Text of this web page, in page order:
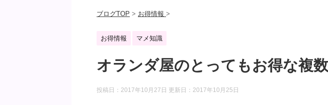
ブログTOP > お得情報 >
お得情報 マメ知識
オランダ屋のとってもお得な複
投稿日：2017年10月27日 更新日： 2017年10月25日